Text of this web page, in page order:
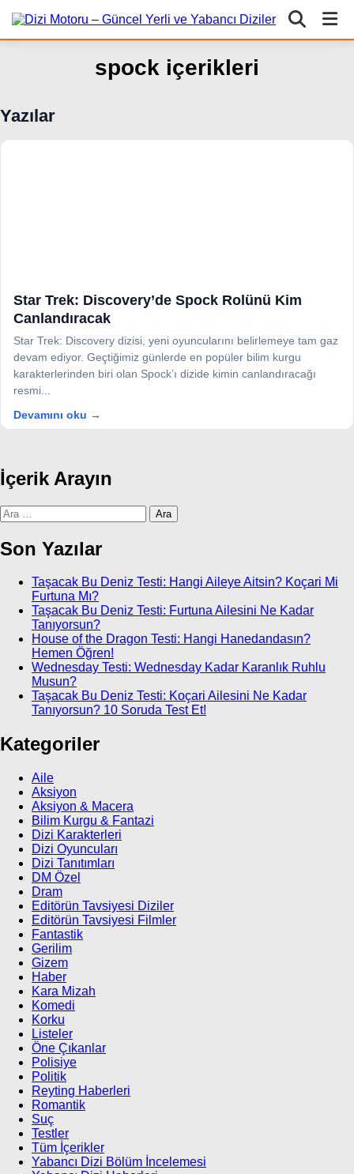
spock içerikleri
Yazılar
Star Trek: Discovery’de Spock Rolünü Kim
Canlandıracak
Star Trek: Discovery dizisi, yeni oyuncularını belirlemeye tam gaz
devam ediyor. Geçtiğimiz günlerde en popüler bilim kurgu
karakterlerinden biri olan Spock’ı dizide kimin canlandıracağı
resmi...
Devamını oku →
İçerik Arayın
Arama:
Son Yazılar
Taşacak Bu Deniz Testi: Hangi Aileye Aitsin? Koçari Mi
Furtuna Mı?
Taşacak Bu Deniz Testi: Furtuna Ailesini Ne Kadar
Tanıyorsun?
House of the Dragon Testi: Hangi Hanedandasın?
Hemen Öğren!
Wednesday Testi: Wednesday Kadar Karanlık Ruhlu
Musun?
Taşacak Bu Deniz Testi: Koçari Ailesini Ne Kadar
Tanıyorsun? 10 Soruda Test Et!
Kategoriler
Aile
Aksiyon
Aksiyon & Macera
Bilim Kurgu & Fantazi
Dizi Karakterleri
Dizi Oyuncuları
Dizi Tanıtımları
DM Özel
Dram
Editörün Tavsiyesi Diziler
Editörün Tavsiyesi Filmler
Fantastik
Gerilim
Gizem
Haber
Kara Mizah
Komedi
Korku
Listeler
Öne Çıkanlar
Polisiye
Politik
Reyting Haberleri
Romantik
Suç
Testler
Tüm İçerikler
Yabancı Dizi Bölüm İncelemesi